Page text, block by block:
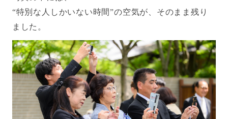
“特別な人しかいない時間”の空気が、そのまま残り
ました。